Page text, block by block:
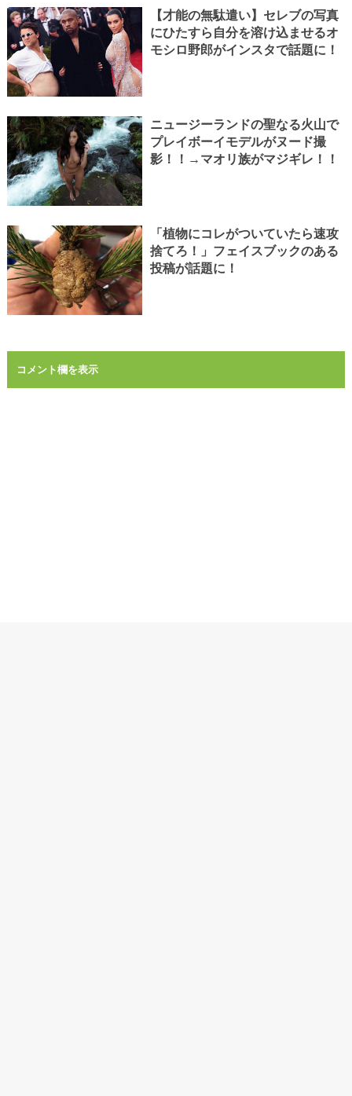
【才能の無駄遣い】セレブの写真
にひたすら自分を溶け込ませるオ
モシロ野郎がインスタで話題に！
ニュージーランドの聖なる火山で
プレイボーイモデルがヌード撮
影！！→マオリ族がマジギレ！！
「植物にコレがついていたら速攻
捨てろ！」フェイスブックのある
投稿が話題に！
コメント欄を表示